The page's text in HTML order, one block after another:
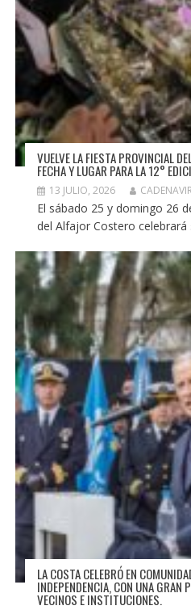
VUELVE LA FIESTA PROVINCIAL
FECHA Y LUGAR PARA LA 12°
13 JULIO, 2026
El sábado 25 y domingo 26
del Alfajor Costero celebrará
LA COSTA CELEBRÓ EN
INDEPENDENCIA, CON UNA GRAN
VECINOS E INSTITUCIONES.